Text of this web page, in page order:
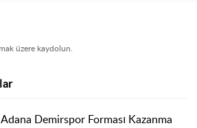
üzere kaydolun.
Demirspor Forması Kazanma